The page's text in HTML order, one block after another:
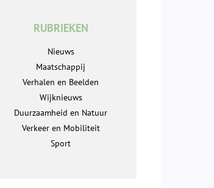
RUBRIEKEN
Nieuws
Maatschappij
Verhalen en Beelden
Wijknieuws
Duurzaamheid en Natuur
Verkeer en Mobiliteit
Sport